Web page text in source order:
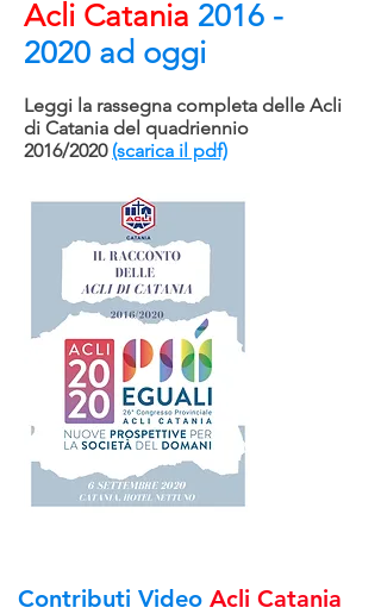
Acli Catania 2016 -
2020 ad oggi
Leggi la rassegna completa delle Acli
di Catania del quadriennio
2016/2020 (scarica il pdf)
Contributi Video Acli Catania